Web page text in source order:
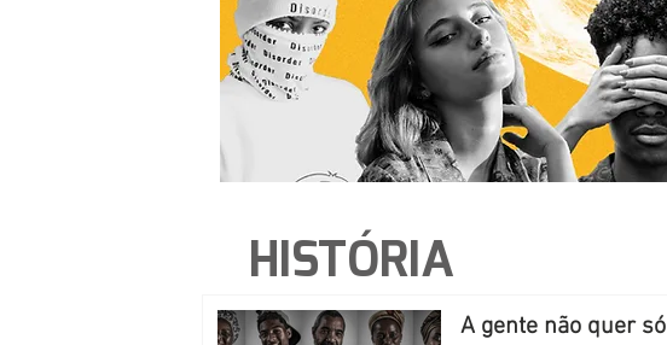
HISTÓRIA
A gente não quer só